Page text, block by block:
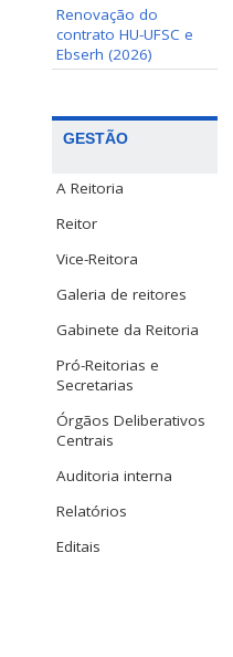
Renovação do
contrato HU-UFSC e
Ebserh (2026)
GESTÃO
A Reitoria
Reitor
Vice-Reitora
Galeria de reitores
Gabinete da Reitoria
Pró-Reitorias e
Secretarias
Órgãos Deliberativos
Centrais
Auditoria interna
Relatórios
Editais